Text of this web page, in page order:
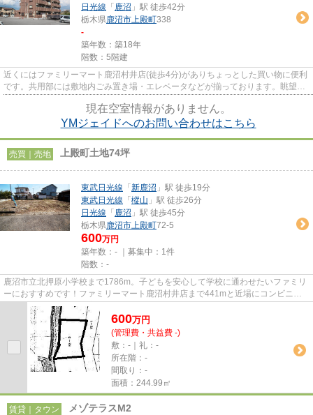
日光線 「 鹿沼 」駅 徒歩42分
栃木県鹿沼市上殿町338
-
築年数：築18年
階数：5階建
近くにはファミリーマート鹿沼村井店(徒歩4分)がありちょっとした買い物に便利
です。共用部には敷地内ごみ置き場・エレベータなどが揃っております。眺望良
現在空室情報がありません。
YMジェイドへのお問い合わせはこちら
売買｜売地 上殿町土地74坪
東武日光線 「 新鹿沼 」駅 徒歩19分
東武日光線 「 樅山 」駅 徒歩26分
日光線 「 鹿沼 」駅 徒歩45分
栃木県鹿沼市上殿町72-5
600万円
築年数：- ｜募集中： 1件
階数：-
鹿沼市立北押原小学校まで1786m。子どもを安心して学校に通わせたいファミリ
ーにおすすめです！ファミリーマート鹿沼村井店まで441mと近場にコンビニが
あるのもポイント！住宅用地なの...
600万円
(管理費・共益費 -)
敷：-｜礼：-
所在階：-
間取り：-
面積：244.99㎡
賃貸｜タウン メゾテラスM2